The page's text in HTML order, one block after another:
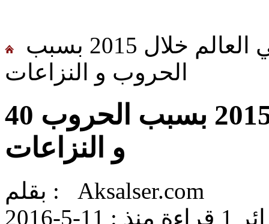
> 40 مليون نازح في العالم خلال 2015 بسبب
الحروب و النزاعات
40 مليون نازح في العالم خلال 2015 بسبب الحروب
و النزاعات
بقلم : Aksalser.com
1 قراءة منذ :
11-5-2016